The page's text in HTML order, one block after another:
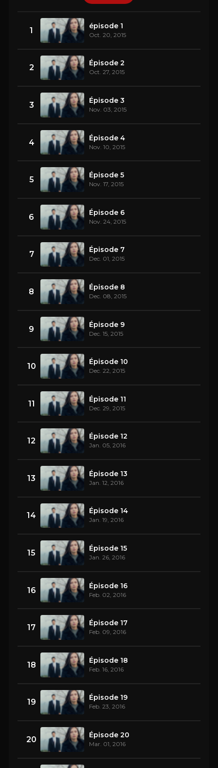
1 épisode 1
Oct. 20, 2015
2 Épisode 2
Oct. 27, 2015
3 Épisode 3
Nov. 03, 2015
4 Épisode 4
Nov. 10, 2015
5 Épisode 5
Nov. 17, 2015
6 Épisode 6
Nov. 24, 2015
7 Épisode 7
Dec. 01, 2015
8 Épisode 8
Dec. 08, 2015
9 Épisode 9
Dec. 15, 2015
10 Épisode 10
Dec. 22, 2015
11 Épisode 11
Dec. 29, 2015
12 Épisode 12
Jan. 05, 2016
13 Épisode 13
Jan. 12, 2016
14 Épisode 14
Jan. 19, 2016
15 Épisode 15
Jan. 26, 2016
16 Épisode 16
Feb. 02, 2016
17 Épisode 17
Feb. 09, 2016
18 Épisode 18
Feb. 16, 2016
19 Épisode 19
Feb. 23, 2016
20 Épisode 20
Mar. 01, 2016